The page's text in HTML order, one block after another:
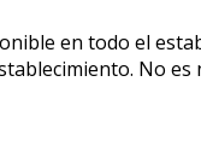
en todo el
No es